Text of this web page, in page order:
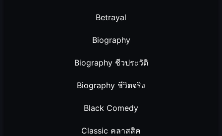
Betrayal
Biography
Biography ชีวประวัติ
Biography ชีวิตจริง
Black Comedy
Classic คลาสสิค